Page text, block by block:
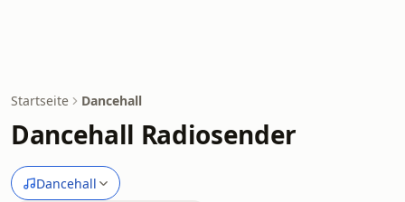
Startseite Dancehall
Dancehall Radiosender
Dancehall